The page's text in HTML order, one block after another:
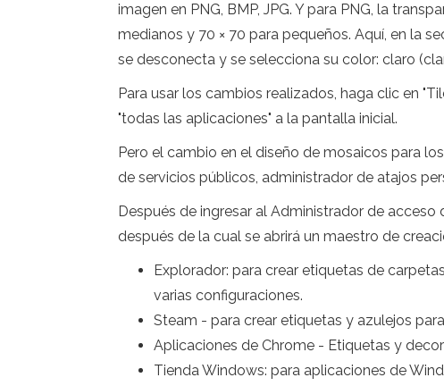
imagen en PNG, BMP, JPG. Y para PNG, la
medianos y 70 × 70 para pequeños. Aquí, en la
se desconecta y se selecciona su color: claro
Para usar los cambios realizados, haga clic en
"todas las aplicaciones" a la pantalla inicial.
Pero el cambio en el diseño de mosaicos para
de servicios públicos, administrador de atajos
Después de ingresar al Administrador de
después de la cual se abrirá un maestro de
Explorador: para crear etiquetas de
varias configuraciones.
Steam - para crear etiquetas y azulejos
Aplicaciones de Chrome - Etiquetas y
Tienda Windows: para aplicaciones de